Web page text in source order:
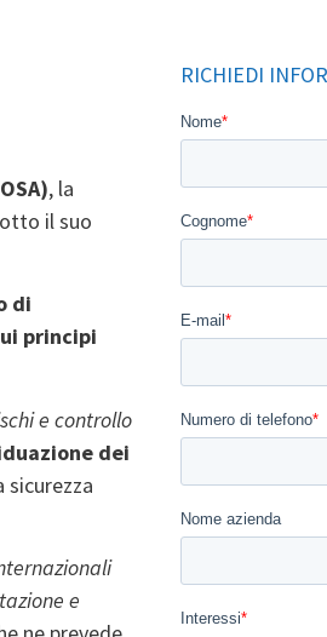
, la
il suo
di
principi
e controllo
dei
sicurezza
e
RICHIEDI